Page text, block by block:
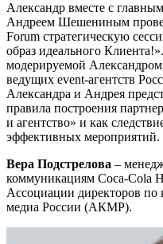
Александр вместе с
Андреем Шешениным
Forum стратегическую
образ идеального
модерируемой
ведущих event-агентств
Александра и Андрея
правила построения
и агентство» и как
эффективных мероприятий.
Вера Подстрелова –
коммуникациям Coca-Cola
Ассоциации директоров
медиа России (АКМР).